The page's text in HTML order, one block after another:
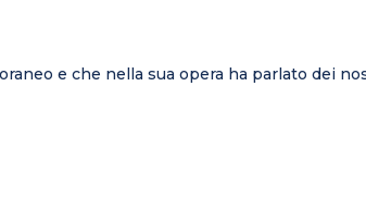
e che nella sua opera ha parlato dei